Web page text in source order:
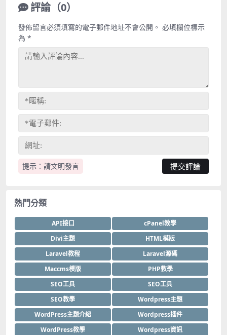
評論（0）
提示：請文明發言
發佈留言必須填寫的電子郵件地址不會公開。 必填欄位標示
為 *
熱門分類
API接口
cPanel教學
Divi主題
HTML模版
Laravel教程
Laravel源碼
Maccms模版
PHP教學
SEO工具
SEO工具
SEO教學
Wordpress主題
WordPress主題介紹
Wordpress插件
WordPress教學
Wordpress資訊